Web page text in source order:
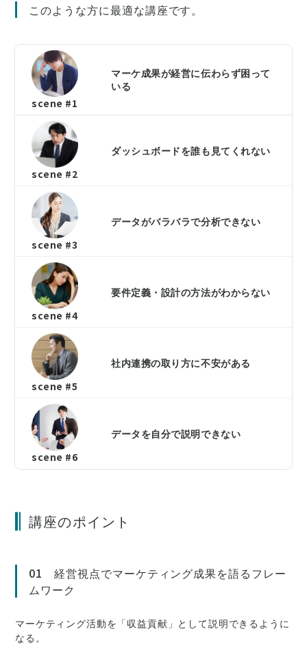
このような方に最適な講座です。
scene #1
マーケ成果が経営に伝わらず困って
いる
scene #2
ダッシュボードを誰も見てくれない
scene #3
データがバラバラで分析できない
scene #4
要件定義・設計の方法がわからない
scene #5
社内連携の取り方に不安がある
scene #6
データを自分で説明できない
講座のポイント
01 経営視点でマーケティング成果を語るフレー
ムワーク
マーケティング活動を「収益貢献」として説明できるように
なる。